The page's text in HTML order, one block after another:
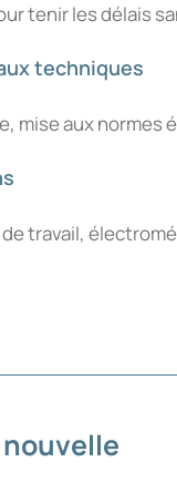
tenir les délais
techniques
mise aux
travail,
nouvelle